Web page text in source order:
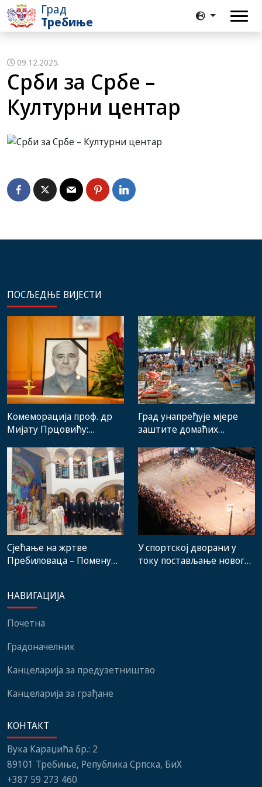
Град
Требиње
09.12.2025.
Срби за Србе –
Културни центар
ПОСЉЕДЊЕ ВИЈЕСТИ
Комеморација проф. др
Мијату Прцовићу:
стручњака и човјека који
је Требиње носио у срцу
Град унапређује мјере
заштите домаћих
градске пијаце
Сјећање на жртве
Пребиловаца – Помену
институција, локалних
заједница и грађани
У спортској дворани у
току постављање новог
НАВИГАЦИЈА
Почетна
Градоначелник
Канцеларија за предузетништво
Канцеларија за грађане
КОНТАКТ
Вука Караџића бр.: 2
89101 Требиње, Република Српска, БиХ
+387 59 273 460